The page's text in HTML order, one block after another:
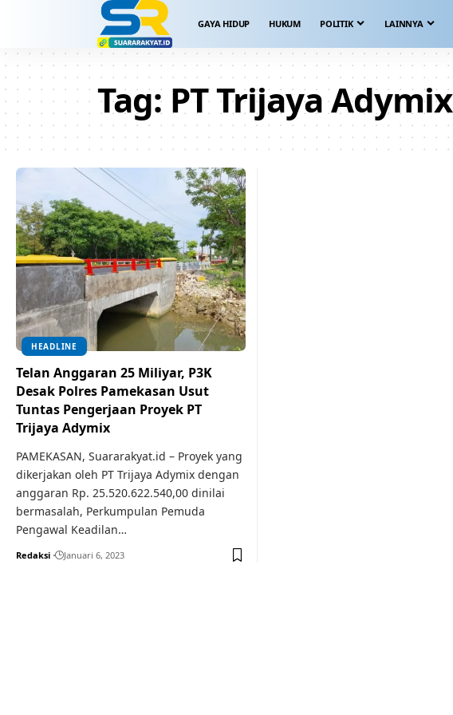
GAYA HIDUP HUKUM POLITIK LAINNYA
Tag: PT Trijaya Adymix
HEADLINE
Telan Anggaran 25 Miliyar, P3K
Desak Polres Pamekasan Usut
Tuntas Pengerjaan Proyek PT
Trijaya Adymix
PAMEKASAN, Suararakyat.id – Proyek yang
dikerjakan oleh PT Trijaya Adymix dengan
anggaran Rp. 25.520.622.540,00 dinilai
bermasalah, Perkumpulan Pemuda
Pengawal Keadilan…
Redaksi Januari 6, 2023